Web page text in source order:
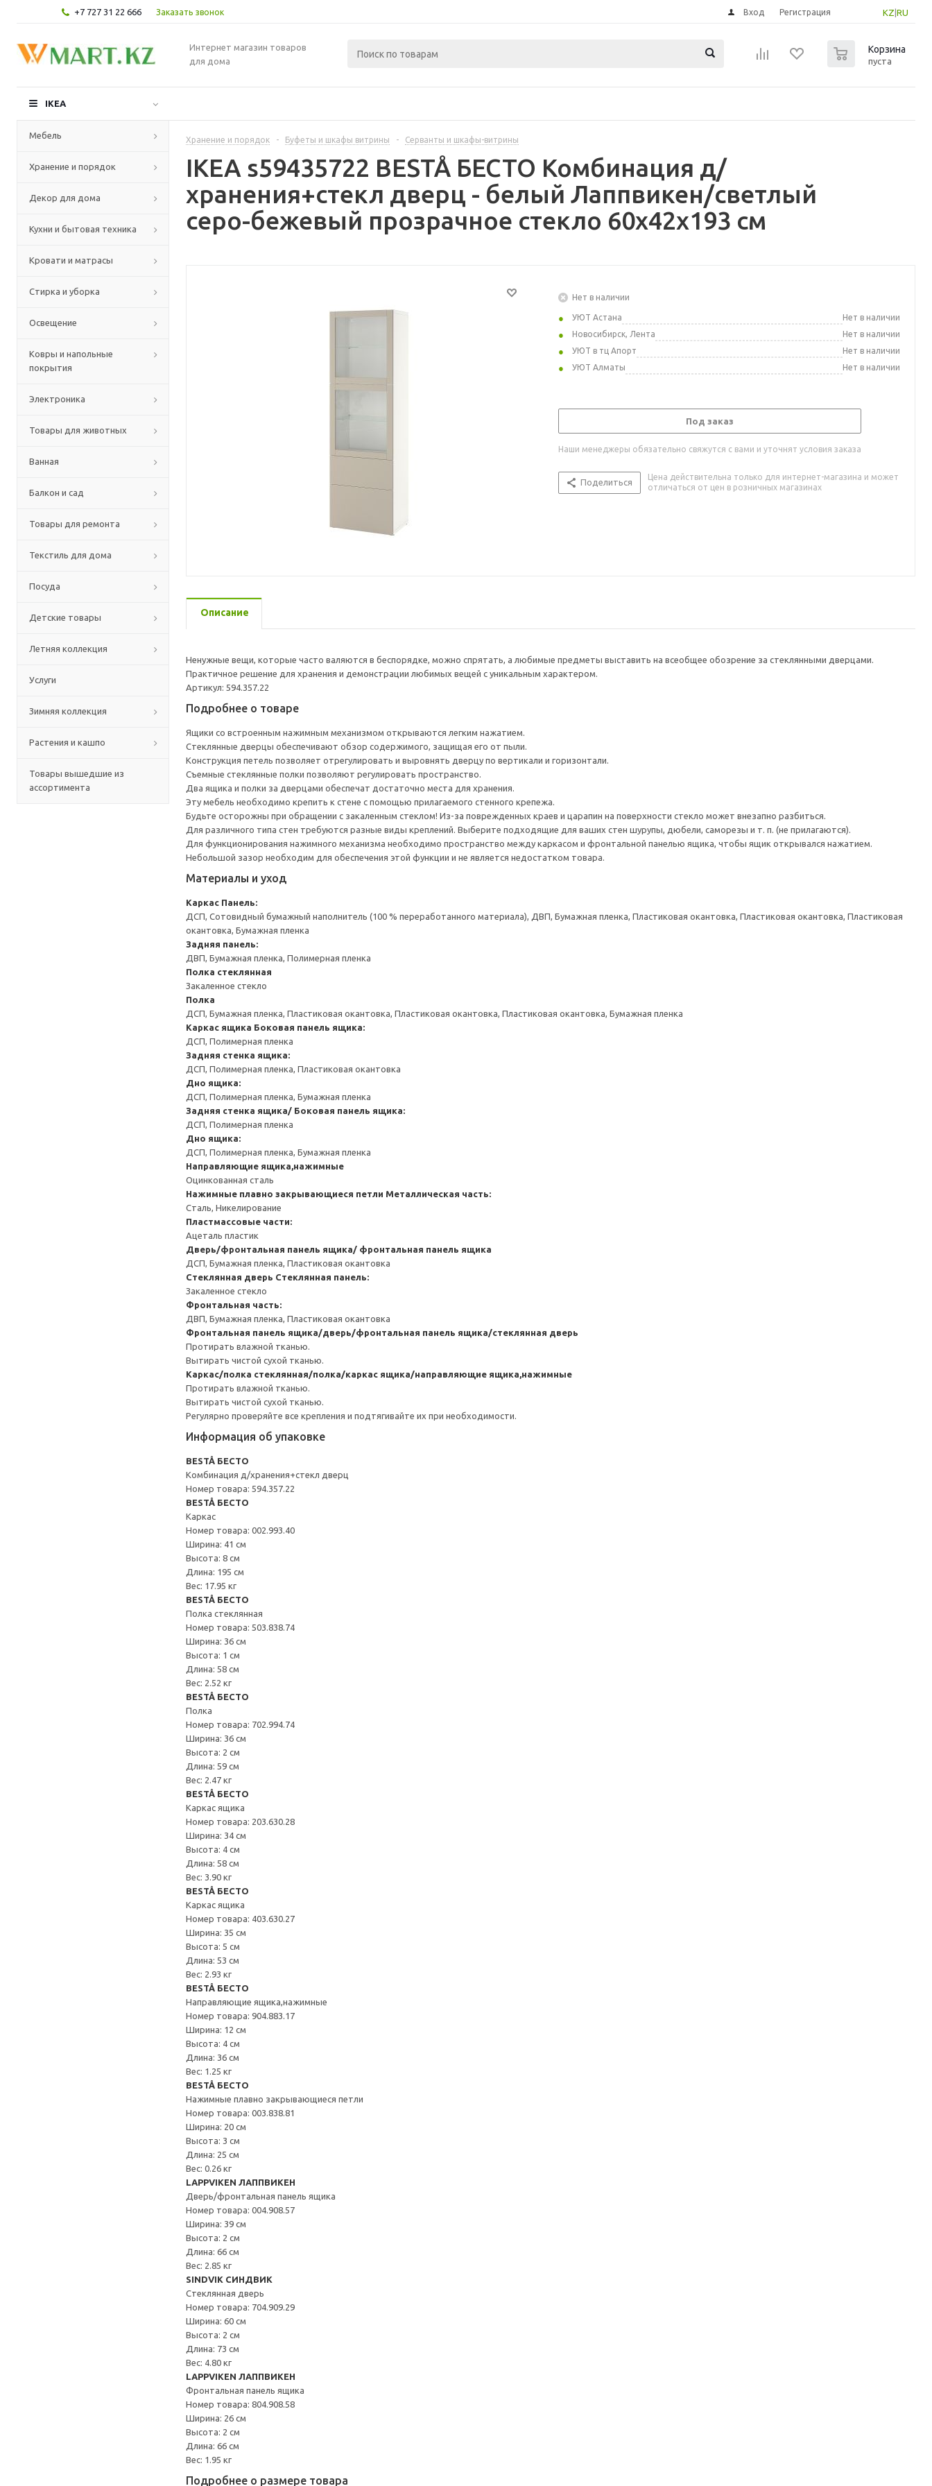
+7 727 31 22 666 Заказать звонок KZ RU
Вход Регистрация
Интернет магазин товаров
для дома
Корзина
пуста
IKEA
Мебель
Хранение и порядок
Декор для дома
Кухни и бытовая техника
Кровати и матрасы
Стирка и уборка
Освещение
Ковры и напольные
покрытия
Электроника
Товары для животных
Ванная
Балкон и сад
Товары для ремонта
Текстиль для дома
Посуда
Детские товары
Летняя коллекция
Услуги
Зимняя коллекция
Растения и кашпо
Товары вышедшие из
ассортимента
Хранение и порядок - Буфеты и шкафы витрины - Серванты и шкафы-витрины
IKEA s59435722 BESTÅ БЕСТО Комбинация д/
хранения+стекл дверц - белый Лаппвикен/светлый
серо-бежевый прозрачное стекло 60x42x193 см
Нет в наличии
УЮТ Астана
Нет в наличии
Новосибирск, Лента
Нет в наличии
УЮТ в тц Апорт
Нет в наличии
УЮТ Алматы
Нет в наличии
Под заказ
Наши менеджеры обязательно свяжутся с вами и уточнят условия заказа
Поделиться
Цена действительна только для интернет-магазина и может
отличаться от цен в розничных магазинах
Описание
Ненужные вещи, которые часто валяются в беспорядке, можно спрятать, а любимые предметы выставить на всеобщее обозрение за стеклянными дверцами.
Практичное решение для хранения и демонстрации любимых вещей с уникальным характером.
Артикул: 594.357.22
Подробнее о товаре
Ящики со встроенным нажимным механизмом открываются легким нажатием.
Стеклянные дверцы обеспечивают обзор содержимого, защищая его от пыли.
Конструкция петель позволяет отрегулировать и выровнять дверцу по вертикали и горизонтали.
Съемные стеклянные полки позволяют регулировать пространство.
Два ящика и полки за дверцами обеспечат достаточно места для хранения.
Эту мебель необходимо крепить к стене с помощью прилагаемого стенного крепежа.
Будьте осторожны при обращении с закаленным стеклом! Из-за поврежденных краев и царапин на поверхности стекло может внезапно разбиться.
Для различного типа стен требуются разные виды креплений. Выберите подходящие для ваших стен шурупы, дюбели, саморезы и т. п. (не прилагаются).
Для функционирования нажимного механизма необходимо пространство между каркасом и фронтальной панелью ящика, чтобы ящик открывался нажатием.
Небольшой зазор необходим для обеспечения этой функции и не является недостатком товара.
Материалы и уход
Каркас Панель:
ДСП, Сотовидный бумажный наполнитель (100 % переработанного материала), ДВП, Бумажная пленка, Пластиковая окантовка, Пластиковая окантовка, Пластиковая
окантовка, Бумажная пленка
Задняя панель:
ДВП, Бумажная пленка, Полимерная пленка
Полка стеклянная
Закаленное стекло
Полка
ДСП, Бумажная пленка, Пластиковая окантовка, Пластиковая окантовка, Пластиковая окантовка, Бумажная пленка
Каркас ящика Боковая панель ящика:
ДСП, Полимерная пленка
Задняя стенка ящика:
ДСП, Полимерная пленка, Пластиковая окантовка
Дно ящика:
ДСП, Полимерная пленка, Бумажная пленка
Задняя стенка ящика/ Боковая панель ящика:
ДСП, Полимерная пленка
Дно ящика:
ДСП, Полимерная пленка, Бумажная пленка
Направляющие ящика,нажимные
Оцинкованная сталь
Нажимные плавно закрывающиеся петли Металлическая часть:
Сталь, Никелирование
Пластмассовые части:
Ацеталь пластик
Дверь/фронтальная панель ящика/ фронтальная панель ящика
ДСП, Бумажная пленка, Пластиковая окантовка
Стеклянная дверь Стеклянная панель:
Закаленное стекло
Фронтальная часть:
ДВП, Бумажная пленка, Пластиковая окантовка
Фронтальная панель ящика/дверь/фронтальная панель ящика/стеклянная дверь
Протирать влажной тканью.
Вытирать чистой сухой тканью.
Каркас/полка стеклянная/полка/каркас ящика/направляющие ящика,нажимные
Протирать влажной тканью.
Вытирать чистой сухой тканью.
Регулярно проверяйте все крепления и подтягивайте их при необходимости.
Информация об упаковке
BESTÅ БЕСТО
Комбинация д/хранения+стекл дверц
Номер товара: 594.357.22
BESTÅ БЕСТО
Каркас
Номер товара: 002.993.40
Ширина: 41 см
Высота: 8 см
Длина: 195 см
Вес: 17.95 кг
BESTÅ БЕСТО
Полка стеклянная
Номер товара: 503.838.74
Ширина: 36 см
Высота: 1 см
Длина: 58 см
Вес: 2.52 кг
BESTÅ БЕСТО
Полка
Номер товара: 702.994.74
Ширина: 36 см
Высота: 2 см
Длина: 59 см
Вес: 2.47 кг
BESTÅ БЕСТО
Каркас ящика
Номер товара: 203.630.28
Ширина: 34 см
Высота: 4 см
Длина: 58 см
Вес: 3.90 кг
BESTÅ БЕСТО
Каркас ящика
Номер товара: 403.630.27
Ширина: 35 см
Высота: 5 см
Длина: 53 см
Вес: 2.93 кг
BESTÅ БЕСТО
Направляющие ящика,нажимные
Номер товара: 904.883.17
Ширина: 12 см
Высота: 4 см
Длина: 36 см
Вес: 1.25 кг
BESTÅ БЕСТО
Нажимные плавно закрывающиеся петли
Номер товара: 003.838.81
Ширина: 20 см
Высота: 3 см
Длина: 25 см
Вес: 0.26 кг
LAPPVIKEN ЛАППВИКЕН
Дверь/фронтальная панель ящика
Номер товара: 004.908.57
Ширина: 39 см
Высота: 2 см
Длина: 66 см
Вес: 2.85 кг
SINDVIK СИНДВИК
Стеклянная дверь
Номер товара: 704.909.29
Ширина: 60 см
Высота: 2 см
Длина: 73 см
Вес: 4.80 кг
LAPPVIKEN ЛАППВИКЕН
Фронтальная панель ящика
Номер товара: 804.908.58
Ширина: 26 см
Высота: 2 см
Длина: 66 см
Вес: 1.95 кг
Подробнее о размере товара